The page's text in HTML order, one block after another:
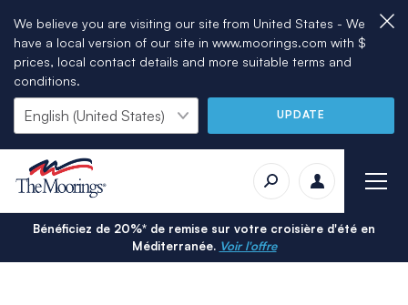
We believe you are visiting our site from United States - We
have a local version of our site in www.moorings.com with $
prices, local contact details and more suitable terms and
conditions.
UPDATE
Bénéficiez de 20%* de remise sur votre croisière d'été en
Méditerranée. Voir l'offre